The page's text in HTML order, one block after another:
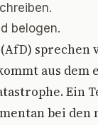
belogen.
sprechen
aus dem
Ein
bei